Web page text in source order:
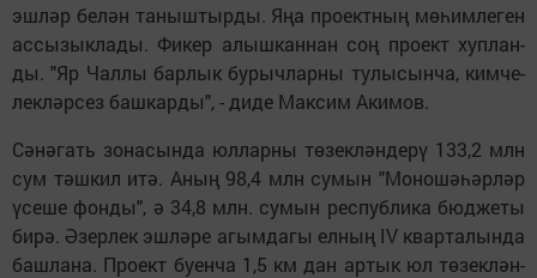
эш­ләр бе­лән та­ныш­тыр­ды. Яңа про­ект­ның мө­һим­ле­ген
ас­сы­зык­ла­ды. Фи­кер алыш­кан­нан соң про­ект хуп­лан­
ды. "Яр Чал­лы бар­лык бу­рыч­лар­ны ту­лы­сын­ча, ким­че­
лек­ләр­сез баш­кар­ды", - ди­де Мак­сим Аки­мов.
Сә­нә­гать зо­на­сын­да юл­лар­ны тө­зек­лән­де­рү 133,2 млн
сум тәш­кил итә. Аның 98,4 млн су­мын "Мо­но­шә­һәр­ләр
үсе­ше фон­ды", ә 34,8 млн. су­мын рес­пуб­ли­ка бюд­же­ты
би­рә. Әзер­лек эш­лә­ре агым­да­гы ел­ның IV квар­та­лын­да
баш­ла­на. Про­ект бу­ен­ча 1,5 км дан ар­тык юл тө­зек­лән­